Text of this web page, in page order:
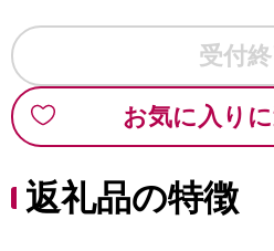
受付
お気に入り
返礼品の特徴